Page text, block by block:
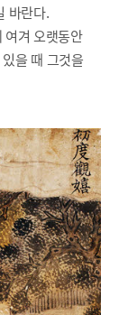
바란다.
여겨 오랫동안
을 때 그것을